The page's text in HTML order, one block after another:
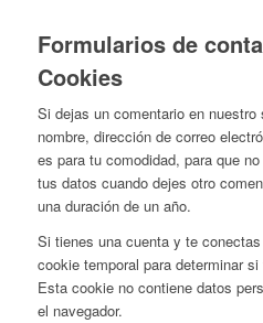
Formularios de
Cookies
Si dejas un comentario en
nombre, dirección de correo
es para tu comodidad, para que
tus datos cuando dejes otro
una duración de un año.
Si tienes una cuenta y te
cookie temporal para determinar
Esta cookie no contiene datos
el navegador.